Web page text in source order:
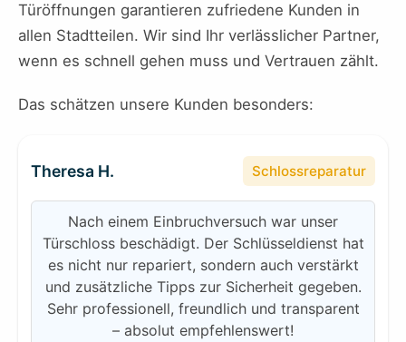
Türöffnungen garantieren zufriedene Kunden in
allen Stadtteilen. Wir sind Ihr verlässlicher Partner,
wenn es schnell gehen muss und Vertrauen zählt.
Das schätzen unsere Kunden besonders:
Theresa H. Schlossreparatur
Nach einem Einbruchversuch war unser
Türschloss beschädigt. Der Schlüsseldienst hat
es nicht nur repariert, sondern auch verstärkt
und zusätzliche Tipps zur Sicherheit gegeben.
Sehr professionell, freundlich und transparent
– absolut empfehlenswert!